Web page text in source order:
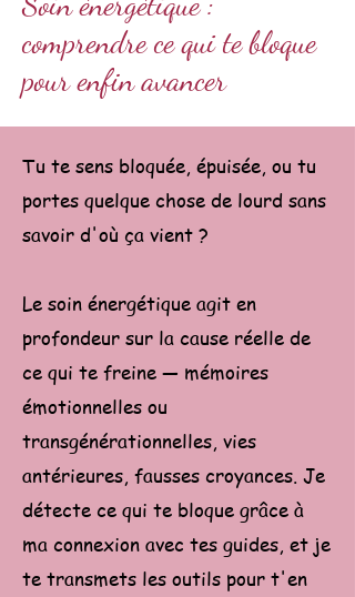
comprendre ce qui te bloque
pour enfin avancer
Tu te sens bloquée, épuisée, ou tu
portes quelque chose de lourd sans
savoir d'où ça vient ?
Le soin énergétique agit en
profondeur sur la cause réelle de
ce qui te freine — mémoires
émotionnelles ou
transgénérationnelles, vies
antérieures, fausses croyances. Je
détecte ce qui te bloque grâce à
ma connexion avec tes guides, et je
te transmets les outils pour t'en